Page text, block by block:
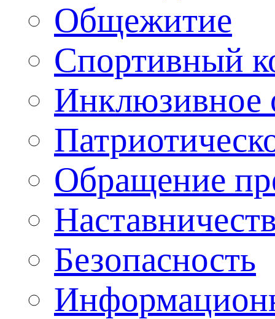
Общежитие
Спортивный
Инклюзивное
Обращение
Безопасность